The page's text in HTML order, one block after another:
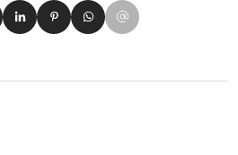
Facebook
su X
Condividi su LinkedIn
Condividi su Pinterest
Condividi su WhatsApp
Condividi su Email